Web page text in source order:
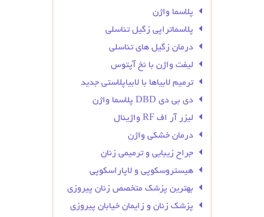
پلاسما واژن
پلاسماتراپی زگیل تناسلی
درمان زگیل‌ های تناسلی
لیفت واژن با نخ آپتوس
ترمیم لابیاها با لابیاپلاستی جدید
دی بی دی DBD پلاسما واژن
لیزر آر اف RF واژینال
درمان خشکی واژن
جراح زیبایی و ترمیمی زنان
هیستروسکوپی و لاپاراسکوپی
بهترین پزشک متخصص زنان پیروزی
پزشک زنان و زایمان خیابان پیروزی